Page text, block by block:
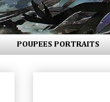
POUPEES PORTRAITS